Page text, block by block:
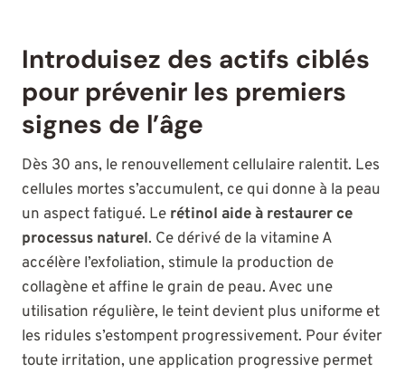
Introduisez des actifs ciblés
pour prévenir les premiers
signes de l’âge
Dès 30 ans, le renouvellement cellulaire ralentit. Les
cellules mortes s’accumulent, ce qui donne à la peau
un aspect fatigué. Le rétinol aide à restaurer ce
processus naturel. Ce dérivé de la vitamine A
accélère l’exfoliation, stimule la production de
collagène et affine le grain de peau. Avec une
utilisation régulière, le teint devient plus uniforme et
les ridules s’estompent progressivement. Pour éviter
toute irritation, une application progressive permet